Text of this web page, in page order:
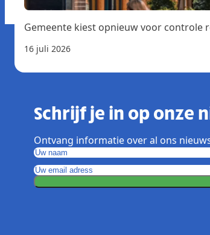
Gemeente kiest opnieuw voor controle
16 juli 2026
Schrijf je in op onze
Ontvang informatie over al ons